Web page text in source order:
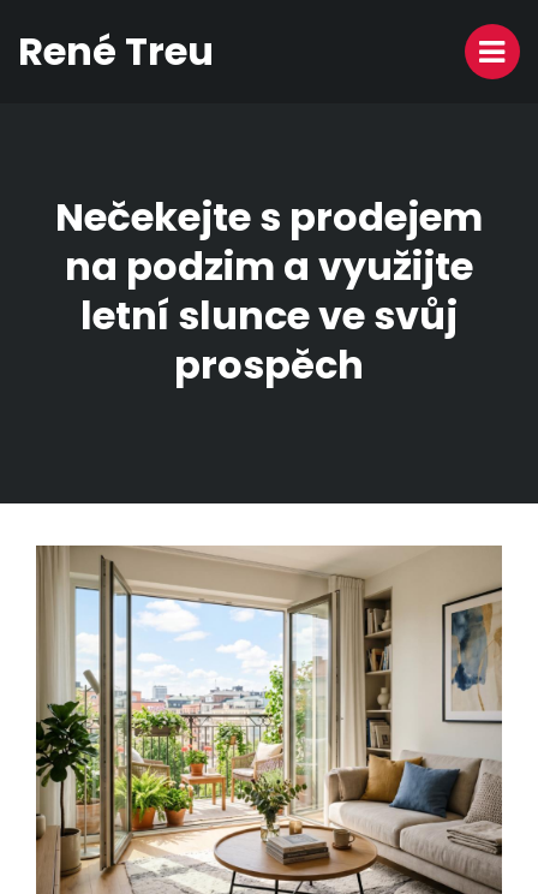
René Treu
Nečekejte s prodejem
na podzim a využijte
letní slunce ve svůj
prospěch